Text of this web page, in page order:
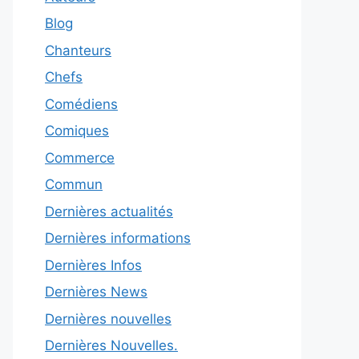
Blog
Chanteurs
Chefs
Comédiens
Comiques
Commerce
Commun
Dernières actualités
Dernières informations
Dernières Infos
Dernières News
Dernières nouvelles
Dernières Nouvelles.